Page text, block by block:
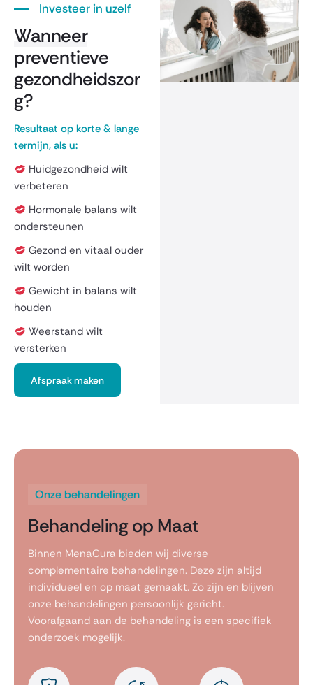
Investeer in uzelf
Wanneer
preventieve
gezondheidszor
g?
Resultaat op korte & lange
termijn, als u:
Huidgezondheid wilt
verbeteren
Hormonale balans wilt
ondersteunen
Gezond en vitaal ouder
wilt worden
Gewicht in balans wilt
houden
Weerstand wilt
versterken
Afspraak maken
Onze behandelingen
Behandeling op Maat
Binnen MenaCura bieden wij diverse
complementaire behandelingen. Deze zijn altijd
individueel en op maat gemaakt. Zo zijn en blijven
onze behandelingen persoonlijk gericht.
Voorafgaand aan de behandeling is een specifiek
onderzoek mogelijk.